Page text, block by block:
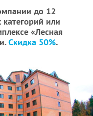
до 12
или
«Лесная
Скидка 50%.